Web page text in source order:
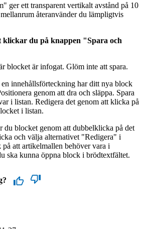
ger ett transparent vertikalt avstånd på 10
återanvänder du lämpligtvis
du på knappen "Spara och
blocket är infogat. Glöm inte att spara.
innehållsförteckning har ditt nya block
genom att dra och släppa. Spara
i listan. Redigera det genom att klicka på
i listan.
du blocket genom att dubbelklicka på det
och välja alternativet "Redigera" i
att artikelmallen behöver vara i
ska kunna öppna block i brödtextfältet.